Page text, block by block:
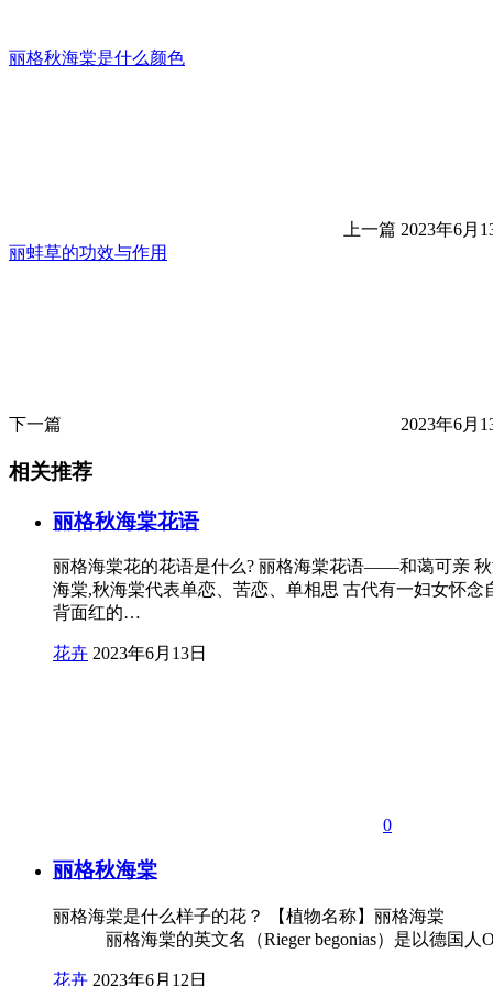
丽格秋海棠是什么颜色
上一篇 2023年6月
丽蚌草的功效与作用
下一篇 2023年6月
相关推荐
丽格秋海棠花语
丽格海棠花的花语是什么? 丽格海棠花语——和蔼可亲
海棠,秋海棠代表单恋、苦恋、单相思 古代有一妇女怀
背面红的…
花卉 2023年6月13日
0
丽格秋海棠
丽格海棠是什么样子的花？ 【植物名称】丽格海
丽格海棠的英文名（Rieger begonias）是以德国人
花卉 2023年6月12日